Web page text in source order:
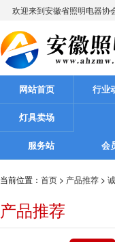
欢迎来到安徽省照明电器协
网站首页 行业
灯具卖场
服务站 会
当前位置： 首页 > 产品推荐 >
产品推荐